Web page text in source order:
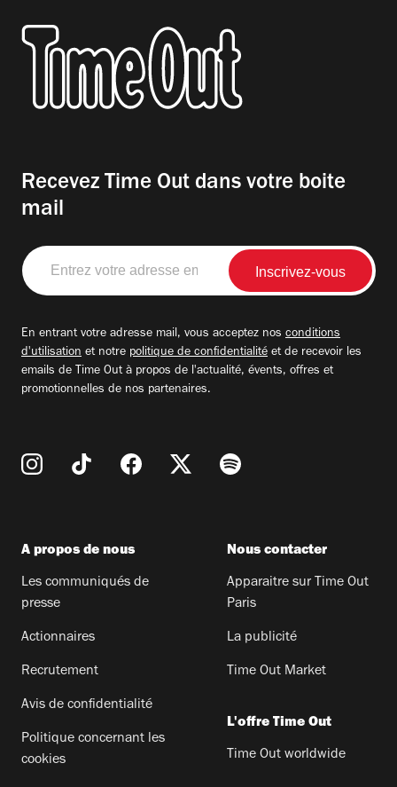
Recevez Time Out dans votre boite
mail
Entrez
votre
adresse
En entrant votre adresse mail, vous acceptez nos conditions
d'utilisation et notre politique de confidentialité et de recevoir les
emails de Time Out à propos de l'actualité, évents, offres et
promotionnelles de nos partenaires.
A propos de nous
Les communiqués de
presse
Actionnaires
Recrutement
Avis de confidentialité
Politique concernant les
cookies
Nous contacter
Apparaitre sur Time Out
Paris
La publicité
Time Out Market
L'offre Time Out
Time Out worldwide